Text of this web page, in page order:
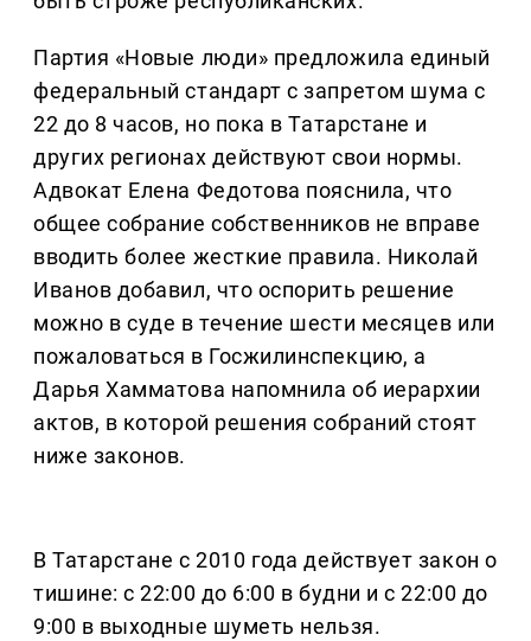
Партия «Новые люди» предложила единый
федеральный стандарт с запретом шума с
22 до 8 часов, но пока в Татарстане и
других регионах действуют свои нормы.
Адвокат Елена Федотова пояснила, что
общее собрание собственников не вправе
вводить более жесткие правила. Николай
Иванов добавил, что оспорить решение
можно в суде в течение шести месяцев или
пожаловаться в Госжилинспекцию, а
Дарья Хамматова напомнила об иерархии
актов, в которой решения собраний стоят
ниже законов.
В Татарстане с 2010 года действует закон о
тишине: с 22:00 до 6:00 в будни и с 22:00 до
9:00 в выходные шуметь нельзя.